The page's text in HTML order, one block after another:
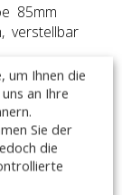
85mm
verstellbar
um Ihnen die
an Ihre
Sie der
die